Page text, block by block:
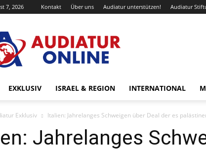
7, 2026 Kontakt Über uns Audiatur unterstützen! Audiatur
Online
EXKLUSIV ISRAEL & REGION INTERNATIONAL
Exklusiv Italien: Jahrelanges Schweigen über Deal der es
Jahrelanges